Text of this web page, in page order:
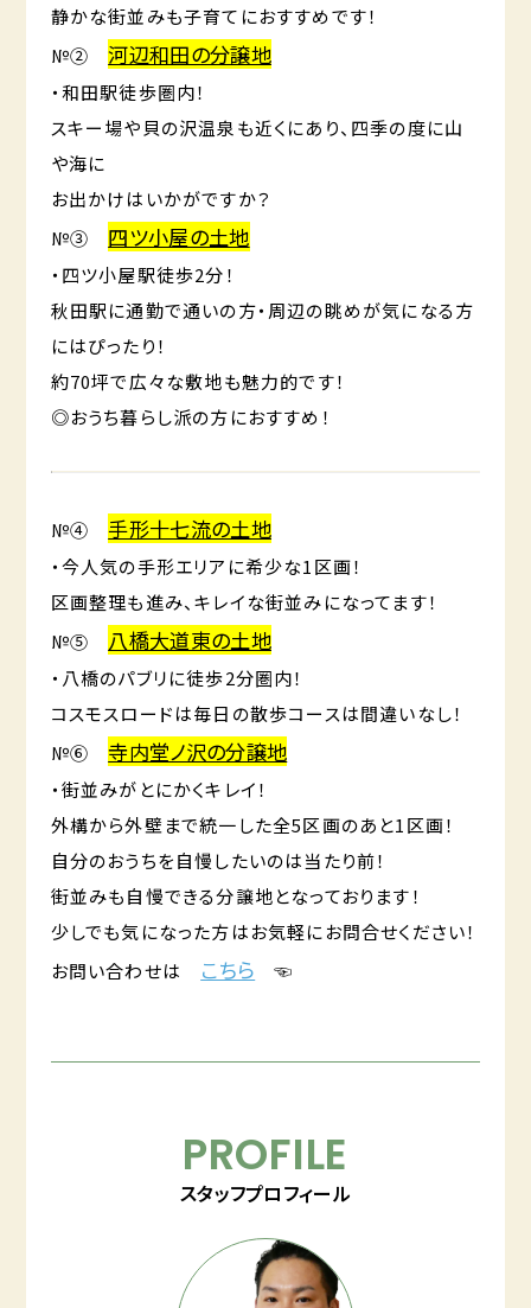
静かな街並みも子育てにおすすめです！
№②河辺和田の分譲地
・和田駅徒歩圏内！
スキー場や貝の沢温泉も近くにあり、四季の度に山
や海に
お出かけはいかがですか？
№③ 四ツ小屋の土地
・四ツ小屋駅徒歩2分！
秋田駅に通勤で通いの方・周辺の眺めが気になる方
にはぴったり！
約70坪で広々な敷地も魅力的です！
◎おうち暮らし派の方におすすめ！
№④手形十七流の土地
・今人気の手形エリアに希少な1区画！
区画整理も進み、キレイな街並みになってます！
№⑤ 八橋大道東の土地
・八橋のパブリに徒歩2分圏内！
コスモスロードは毎日の散歩コースは間違いなし！
№⑥寺内堂ノ沢の分譲地
・街並みがとにかくキレイ！
外構から外壁まで統一した全5区画のあと1区画！
自分のおうちを自慢したいのは当たり前！
街並みも自慢できる分譲地となっております！
少しでも気になった方はお気軽にお問合せください！
お問い合わせは こちら ☜
PROFILE
スタッフプロフィール